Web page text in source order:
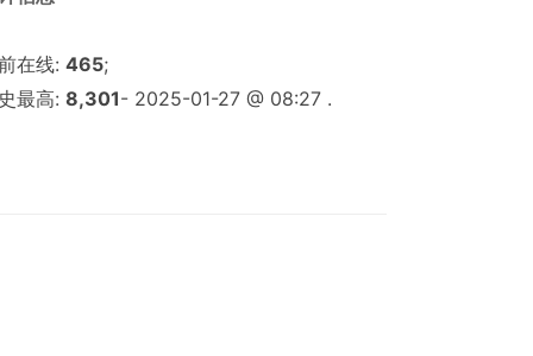
在线: 465;
最高: 8,301- 2025-01-27 @ 08:27 .